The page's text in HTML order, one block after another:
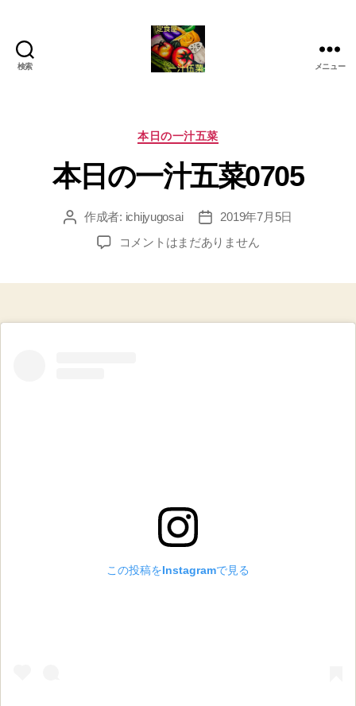
検索
一
伍
菜
メニュー
カ
ゴ
リ
本日の一汁五菜
本日の一汁五菜0705
投 作成者: ichijyugosai
投
稿
日
2019年7月5日
本
コメントはまだありません
この投稿をInstagramで見る